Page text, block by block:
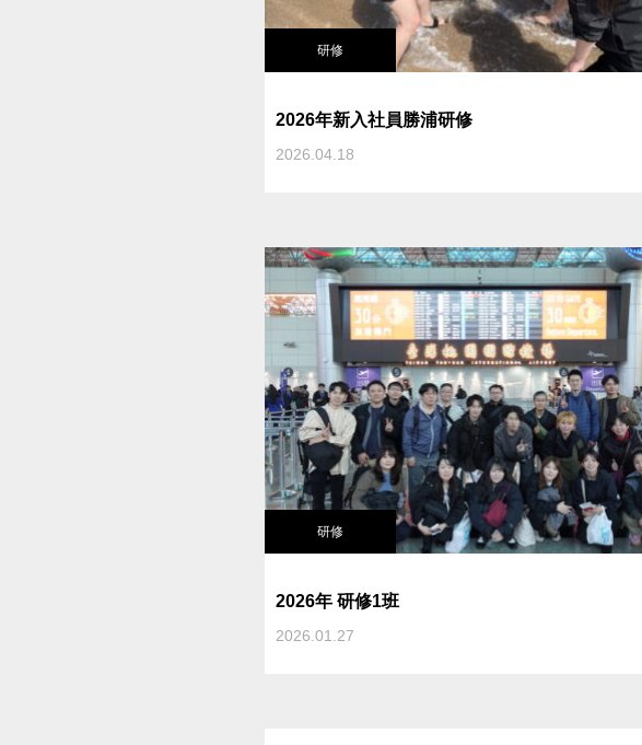
研修
2026年新入社員勝浦研修
2026.04.18
研修
2026年 研修1班
2026.01.27